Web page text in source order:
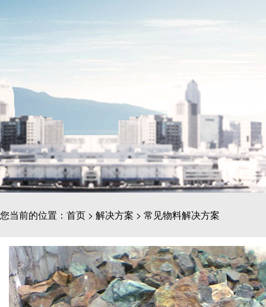
您当前的位置： 首页 > 解决方案 > 常见物料解决方案